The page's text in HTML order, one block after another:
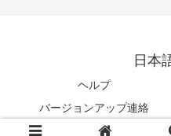
日本
ヘルプ
バージョンアップ連絡